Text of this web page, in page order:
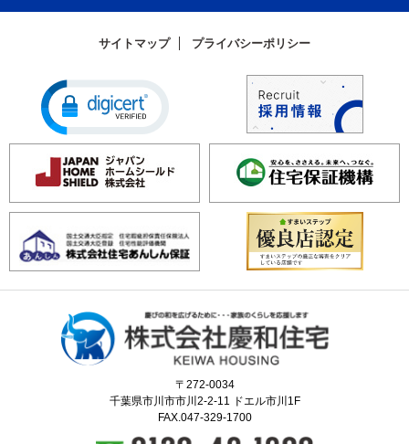
サイトマップ プライバシーポリシー
〒272-0034
千葉県市川市市川2-2-11 ドエル市川1F
FAX.047-329-1700